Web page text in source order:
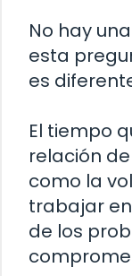
No hay
esta
es
El tiempo
relación
como la
trabajar
de los